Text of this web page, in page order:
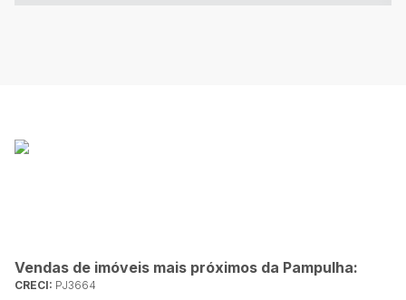
Vendas de imóveis mais próximos da Pampulha:
CRECI: PJ3664